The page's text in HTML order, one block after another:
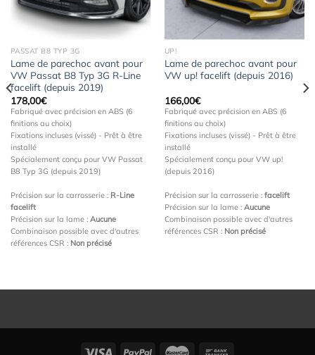
Ajouter
à la
wishlist
PASSAT B8 TYP 3G
Lame de parechoc avant pour
VW Passat B8 Typ 3G R-Line
facelift (depuis 2019)
178,00€
Fabriqué avec précision en ABS (6
finitions au choix)
Fixations incluses (vissé) - Prêt à être
installé
Spécialement conçu pour VW Passat
B8 Typ 3G (depuis 2019)
Précision sur la carrosserie : R-Line
facelift
Précision sur la lame : Aucune
Combinaison possible avec d'autres
références CSR : Non précisé
Ajouter
à la
wishlist
UP!
Lame de parechoc avant pour
VW up! facelift (depuis 2016)
166,00€
Fabriqué avec précision en ABS (6
finitions au choix)
Fixations incluses (vissé) - Prêt à être
installé
Spécialement conçu pour VW up!
(depuis 2016)
Précision sur la carrosserie : facelift
Précision sur la lame : Aucune
Combinaison possible avec d'autres
références CSR : Non précisé